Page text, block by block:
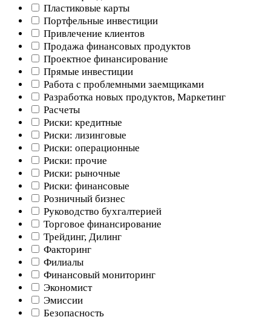
Пластиковые карты
Портфельные инвестиции
Привлечение клиентов
Продажа финансовых продуктов
Проектное финансирование
Прямые инвестиции
Работа с проблемными заемщиками
Разработка новых продуктов, Маркетинг
Расчеты
Риски: кредитные
Риски: лизинговые
Риски: операционные
Риски: прочие
Риски: рыночные
Риски: финансовые
Розничный бизнес
Руководство бухгалтерией
Торговое финансирование
Трейдинг, Дилинг
Факторинг
Филиалы
Финансовый мониторинг
Экономист
Эмиссии
Безопасность